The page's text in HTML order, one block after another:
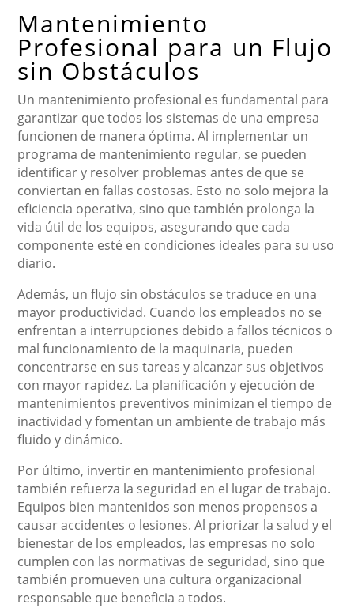
Mantenimiento
Profesional para un Flujo
sin Obstáculos
Un mantenimiento profesional es fundamental para
garantizar que todos los sistemas de una empresa
funcionen de manera óptima. Al implementar un
programa de mantenimiento regular, se pueden
identificar y resolver problemas antes de que se
conviertan en fallas costosas. Esto no solo mejora la
eficiencia operativa, sino que también prolonga la
vida útil de los equipos, asegurando que cada
componente esté en condiciones ideales para su uso
diario.
Además, un flujo sin obstáculos se traduce en una
mayor productividad. Cuando los empleados no se
enfrentan a interrupciones debido a fallos técnicos o
mal funcionamiento de la maquinaria, pueden
concentrarse en sus tareas y alcanzar sus objetivos
con mayor rapidez. La planificación y ejecución de
mantenimientos preventivos minimizan el tiempo de
inactividad y fomentan un ambiente de trabajo más
fluido y dinámico.
Por último, invertir en mantenimiento profesional
también refuerza la seguridad en el lugar de trabajo.
Equipos bien mantenidos son menos propensos a
causar accidentes o lesiones. Al priorizar la salud y el
bienestar de los empleados, las empresas no solo
cumplen con las normativas de seguridad, sino que
también promueven una cultura organizacional
responsable que beneficia a todos.